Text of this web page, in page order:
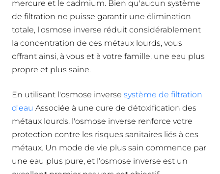
mercure et le cadmium. Bien qu'aucun système
de filtration ne puisse garantir une élimination
totale, l'osmose inverse réduit considérablement
la concentration de ces métaux lourds, vous
offrant ainsi, à vous et à votre famille, une eau plus
propre et plus saine.
En utilisant l'osmose inverse système de filtration
d'eau Associée à une cure de détoxification des
métaux lourds, l'osmose inverse renforce votre
protection contre les risques sanitaires liés à ces
métaux. Un mode de vie plus sain commence par
une eau plus pure, et l'osmose inverse est un